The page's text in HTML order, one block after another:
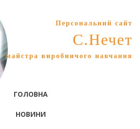
Персональний сайт
С.Нечет
майстра виробничого навчання
ГОЛОВНА
НОВИНИ